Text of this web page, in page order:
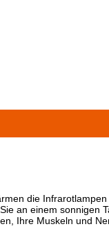
die
an einem sonnigen
Ihre Muskeln und